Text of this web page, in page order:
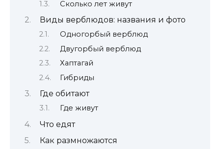
Сколько лет живут
Виды верблюдов: названия и фото
Одногорбый верблюд
Двугорбый верблюд
Хаптагай
Гибриды
Где обитают
Где живут
Что едят
Как размножаются